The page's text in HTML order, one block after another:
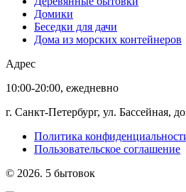
Домики
Беседки для дачи
Дома из морских контейнеров
Адрес
10:00-20:00, ежедневно
г. Санкт-Петербург, ул. Бассейная,
Политика
Пользовательское соглашение
© 2026. 5 бытовок